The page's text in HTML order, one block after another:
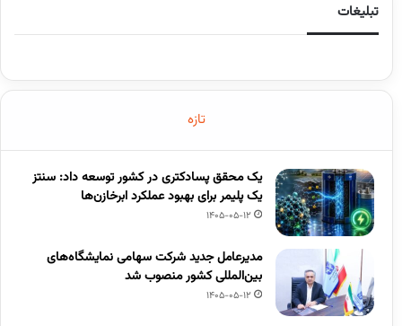
تبلیغات
تازه
یک محقق پسادکتری در کشور توسعه داد: سنتز
یک پلیمر برای بهبود عملکرد ابرخازن‌ها
1405-05-12
مدیرعامل جدید شرکت سهامی نمایشگاه‌های
بین‌المللی کشور منصوب شد
1405-05-12